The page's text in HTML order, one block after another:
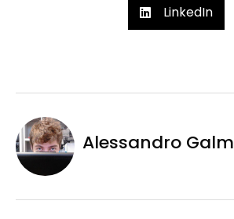
LinkedIn
Alessandro Galm